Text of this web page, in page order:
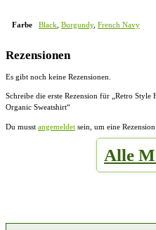
Farbe Black Burgundy, French Navy
Rezensionen
Es gibt noch keine Rezensionen.
Schreibe die erste Rezension für „Retro
Organic Sweatshirt“
Du musst angemeldet sein, um eine
Alle